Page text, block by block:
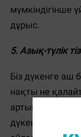
мүмкіндігінше
дұрыс.
5. Азық-түлік
Біз дүкенге аш
нақты не
артық ақша
дүкеннен не